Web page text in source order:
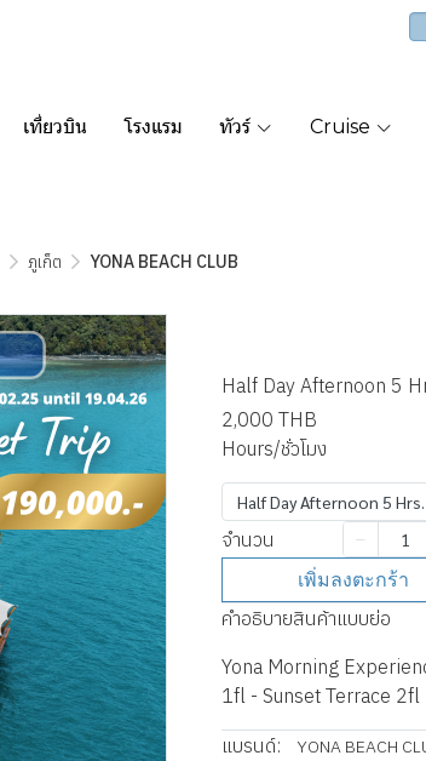
เที่ยวบิน โรงแรม ทัวร์ Cruise
ภูเก็ต YONA BEACH CLUB
Half Day Afternoon 5
2,000 THB
Hours/ชั่วโมง
Half Day Afternoon 5 Hrs.
จำนวน
เพิ่มลงตะกร้า
คำอธิบายสินค้าแบบย่อ
Yona Morning
1fl - Sunset Terrace 2fl
แบรนด์: YONA BEACH